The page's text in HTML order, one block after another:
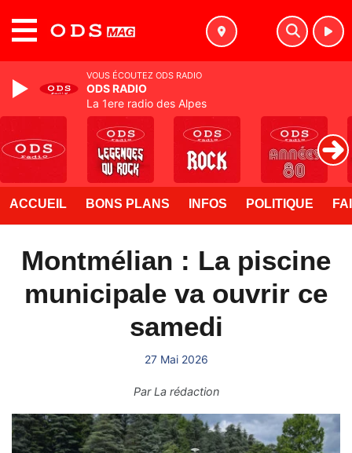
ACCUEIL BONS PLANS INFOS POLITIQUE
Montmélian : La piscine
municipale va ouvrir ce
samedi
27 Mai 2026
ParLa rédaction
VOUS ÉCOUTEZ ODS RADIO
ODS RADIO
La 1ere radio des Alpes